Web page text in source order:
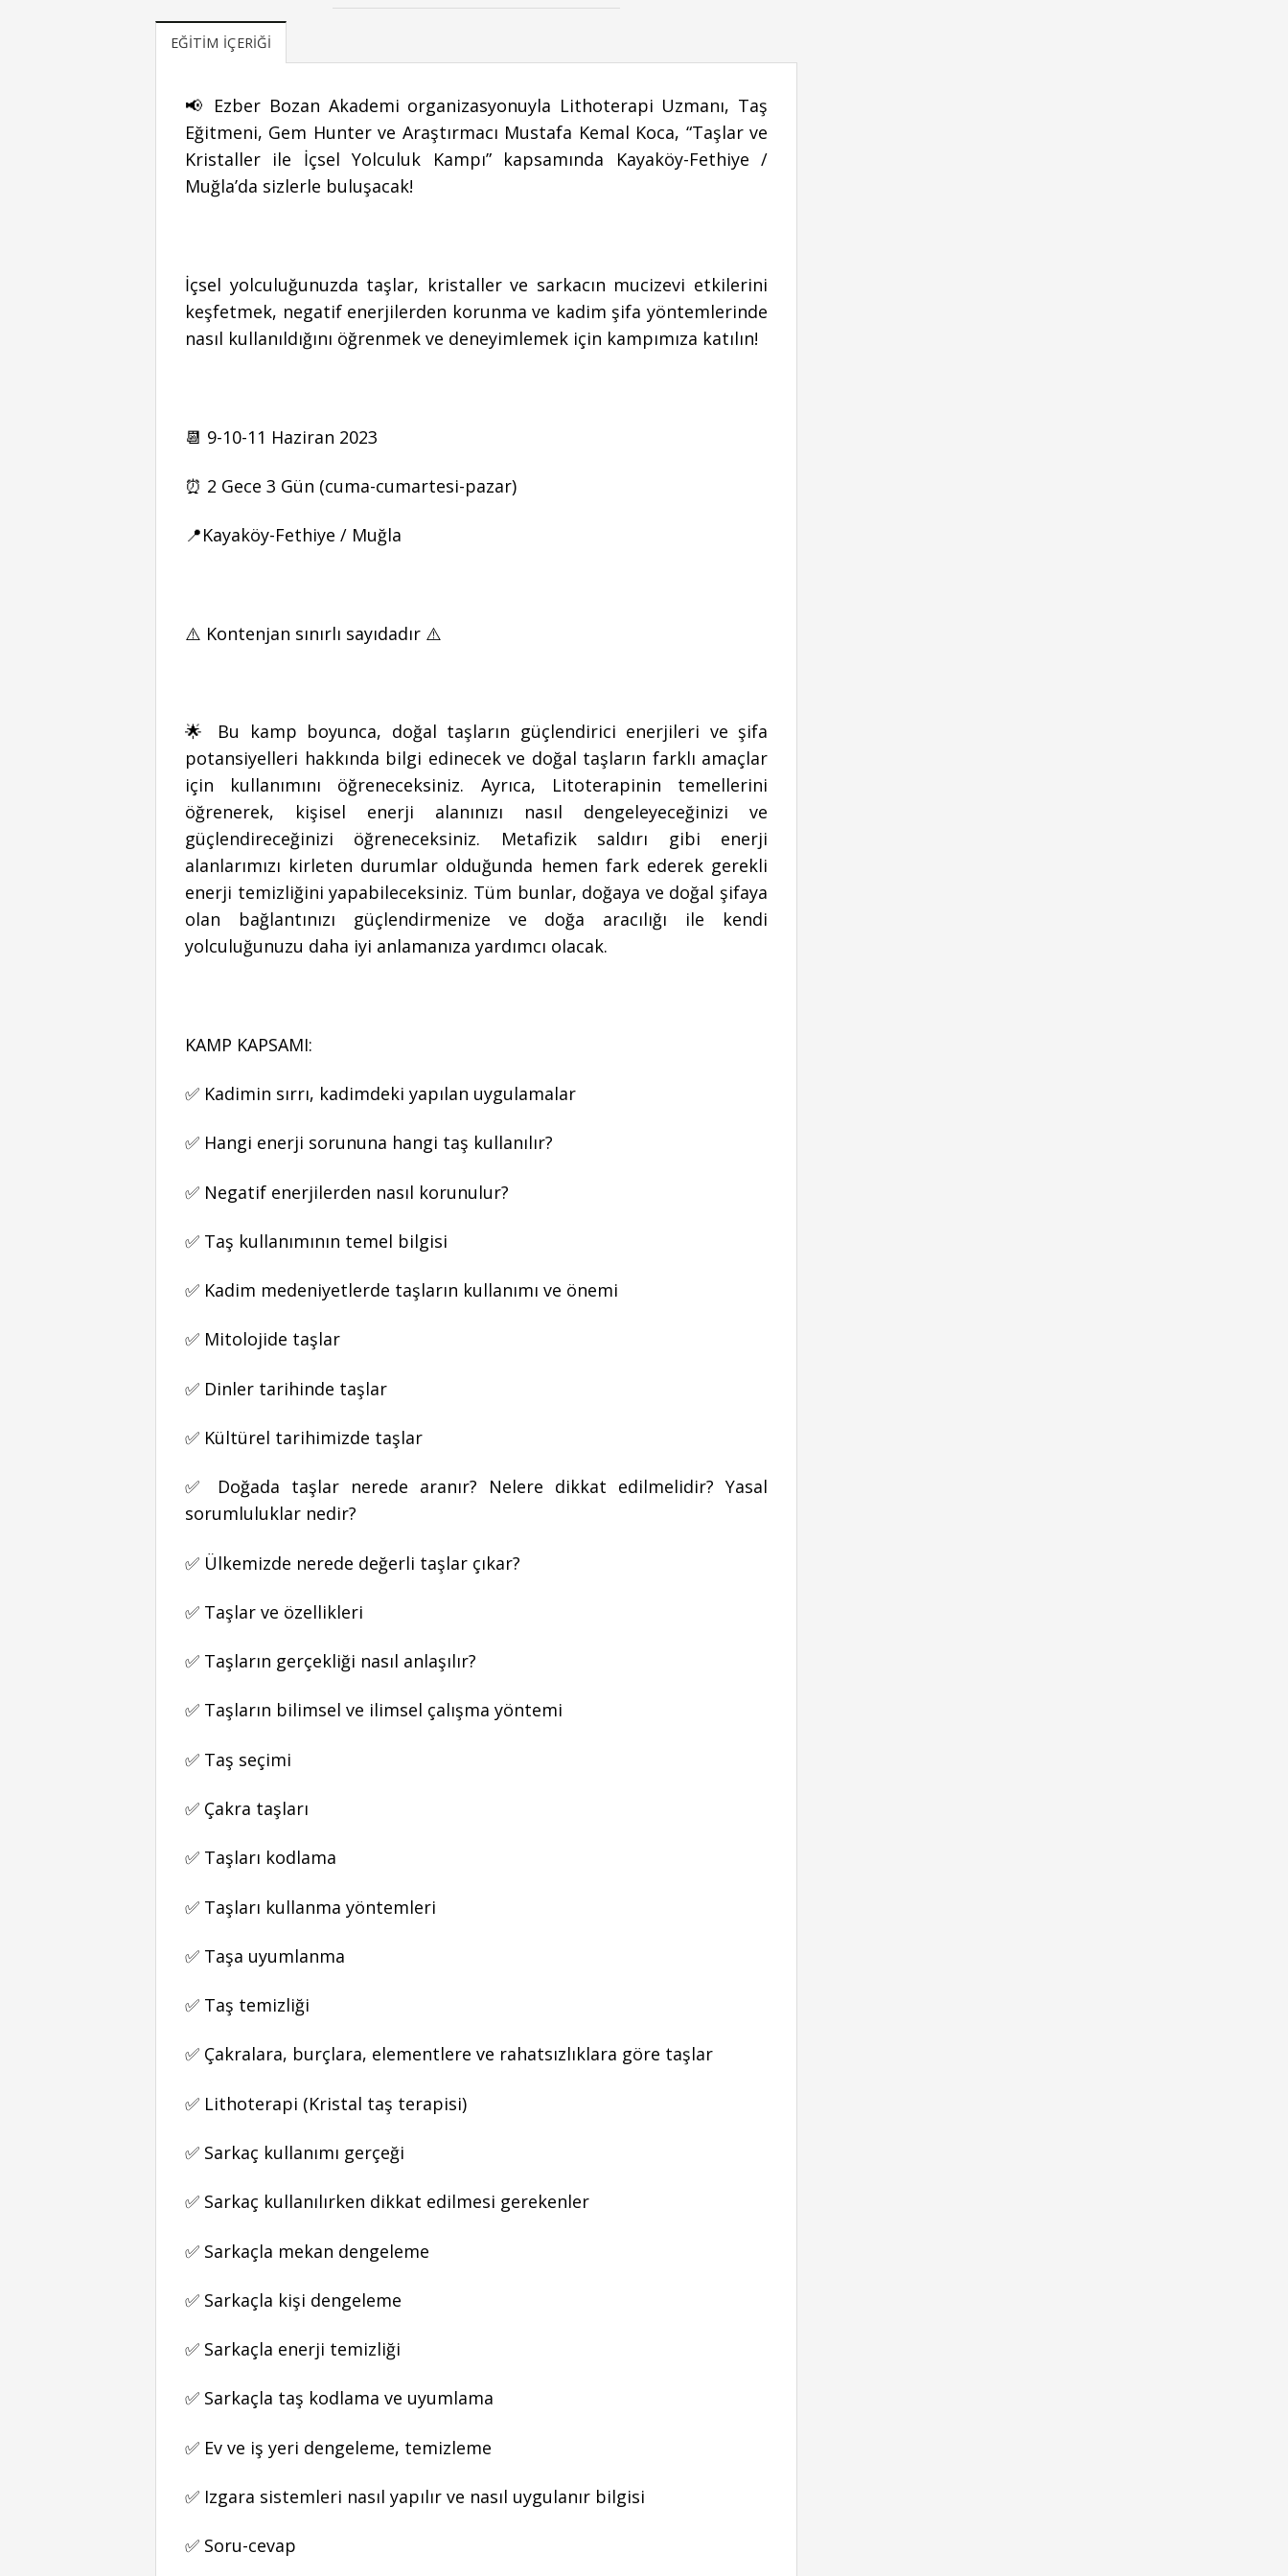
EĞITIM İÇERIĞI
📢 Ezber Bozan Akademi organizasyonuyla Lithoterapi Uzmanı, Taş
Eğitmeni, Gem Hunter ve Araştırmacı Mustafa Kemal Koca, “Taşlar ve
Kristaller ile İçsel Yolculuk Kampı” kapsamında Kayaköy-Fethiye /
Muğla’da sizlerle buluşacak!
İçsel yolculuğunuzda taşlar, kristaller ve sarkacın mucizevi etkilerini
keşfetmek, negatif enerjilerden korunma ve kadim şifa yöntemlerinde
nasıl kullanıldığını öğrenmek ve deneyimlemek için kampımıza katılın!
📆 9-10-11 Haziran 2023
⏰ 2 Gece 3 Gün (cuma-cumartesi-pazar)
📍Kayaköy-Fethiye / Muğla
⚠️ Kontenjan sınırlı sayıdadır ⚠️
🌟 Bu kamp boyunca, doğal taşların güçlendirici enerjileri ve şifa
potansiyelleri hakkında bilgi edinecek ve doğal taşların farklı amaçlar
için kullanımını öğreneceksiniz. Ayrıca, Litoterapinin temellerini
öğrenerek, kişisel enerji alanınızı nasıl dengeleyeceğinizi ve
güçlendireceğinizi öğreneceksiniz. Metafizik saldırı gibi enerji
alanlarımızı kirleten durumlar olduğunda hemen fark ederek gerekli
enerji temizliğini yapabileceksiniz. Tüm bunlar, doğaya ve doğal şifaya
olan bağlantınızı güçlendirmenize ve doğa aracılığı ile kendi
yolculuğunuzu daha iyi anlamanıza yardımcı olacak.
KAMP KAPSAMI:
✅ Kadimin sırrı, kadimdeki yapılan uygulamalar
✅ Hangi enerji sorununa hangi taş kullanılır?
✅ Negatif enerjilerden nasıl korunulur?
✅ Taş kullanımının temel bilgisi
✅ Kadim medeniyetlerde taşların kullanımı ve önemi
✅ Mitolojide taşlar
✅ Dinler tarihinde taşlar
✅ Kültürel tarihimizde taşlar
✅ Doğada taşlar nerede aranır? Nelere dikkat edilmelidir? Yasal
sorumluluklar nedir?
✅ Ülkemizde nerede değerli taşlar çıkar?
✅ Taşlar ve özellikleri
✅ Taşların gerçekliği nasıl anlaşılır?
✅ Taşların bilimsel ve ilimsel çalışma yöntemi
✅ Taş seçimi
✅ Çakra taşları
✅ Taşları kodlama
✅ Taşları kullanma yöntemleri
✅ Taşa uyumlanma
✅ Taş temizliği
✅ Çakralara, burçlara, elementlere ve rahatsızlıklara göre taşlar
✅ Lithoterapi (Kristal taş terapisi)
✅ Sarkaç kullanımı gerçeği
✅ Sarkaç kullanılırken dikkat edilmesi gerekenler
✅ Sarkaçla mekan dengeleme
✅ Sarkaçla kişi dengeleme
✅ Sarkaçla enerji temizliği
✅ Sarkaçla taş kodlama ve uyumlama
✅ Ev ve iş yeri dengeleme, temizleme
✅ Izgara sistemleri nasıl yapılır ve nasıl uygulanır bilgisi
✅ Soru-cevap